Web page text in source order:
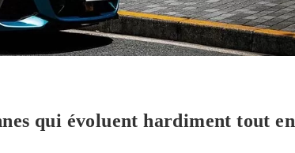
qui évoluent hardiment tout en